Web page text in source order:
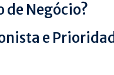
de Negócio?
e